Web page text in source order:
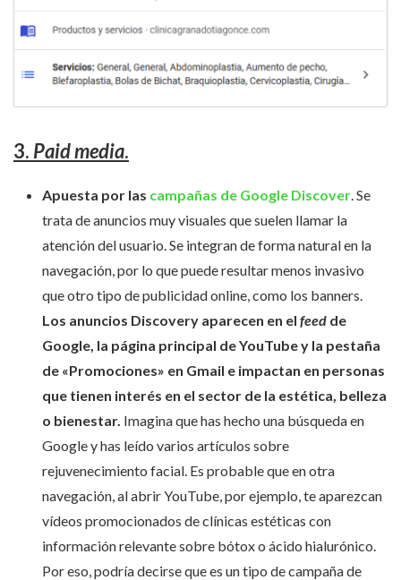
3. Paid media.
Apuesta por las campañas de Google Discover . Se
trata de anuncios muy visuales que suelen llamar la
atención del usuario. Se integran de forma natural en la
navegación, por lo que puede resultar menos invasivo
que otro tipo de publicidad online, como los banners.
Los anuncios Discovery aparecen en el feed de
Google, la página principal de YouTube y la pestaña
de «Promociones» en Gmail e impactan en personas
que tienen interés en el sector de la estética, belleza
o bienestar. Imagina que has hecho una búsqueda en
Google y has leído varios artículos sobre
rejuvenecimiento facial. Es probable que en otra
navegación, al abrir YouTube, por ejemplo, te aparezcan
vídeos promocionados de clínicas estéticas con
información relevante sobre bótox o ácido hialurónico.
Por eso, podría decirse que es un tipo de campaña de